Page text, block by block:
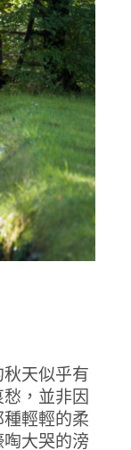
天似乎有
，並非因
輕輕的柔
大哭的滂